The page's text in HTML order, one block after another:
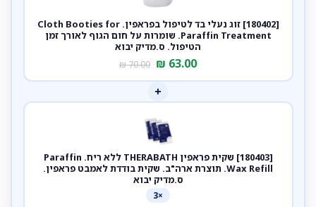
[180402] זוג נעלי בד לטיפול בפראפין. Cloth Booties for
Paraffin Treatment. שומרות על חום הגוף לאורך זמן
הטיפול. ס.מדיק יבוא
63.00
₪
70.00
₪
+
[180403] שקית פראפין THERABATH ללא ריח. Paraffin
Wax Refill. תוצרת ארה"ב. שקית בודדת לאמבט פראפין.
ס.מדיק יבוא
×3